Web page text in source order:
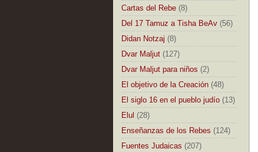
Cartas del Rebe (8)
Del 17 Tamuz a Tisha BeAv (56)
Didan Notzaj (8)
Dvar Maljut (127)
Dvar Maljut para niños (2)
El objetivo de la Creación (48)
El siglo 16 en el pueblo judío (13)
Elul (28)
Enseñanzas de los Rebes (124)
Fuentes Judaicas (207)